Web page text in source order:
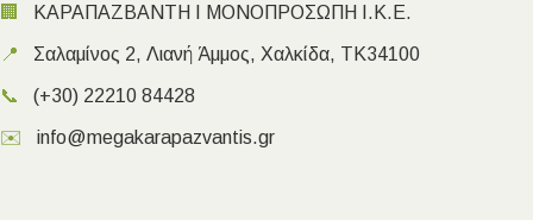
🏢 ΚΑΡΑΠΑΖΒΑΝΤΗ Ι ΜΟΝΟΠΡΟΣΩΠΗ Ι.Κ.Ε.
📍 Σαλαμίνος 2, Λιανή Άμμος, Χαλκίδα, ΤΚ34100
📞 (+30) 22210 84428
✉️ info@megakarapazvantis.gr